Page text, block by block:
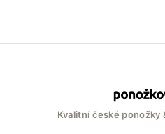
Kvalitní české ponožky